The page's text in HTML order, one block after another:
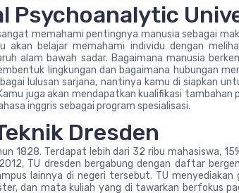
Psychoanalytic
memahami pentingnya manusia sebagai
akan belajar memahami individu dengan
alam bawah sadar. Bagaimana manusia
lingkungan dan bagaimana hubungan
lulusan sarjana, nantinya kamu di siapkan
juga akan mendapatkan kualifikasi tambahan
inggris sebagai program spesialisasi.
Dresden
1828. Terdapat lebih dari 32 ribu mahasiswa,
TU dresden bergabung dengan daftar
lainnya di negeri tersebut. TU menyediakan
dan mata kuliah yang di tawarkan berfokus